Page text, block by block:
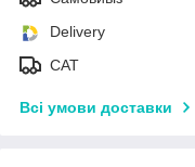
Delivery
САТ
Всі умови доставки